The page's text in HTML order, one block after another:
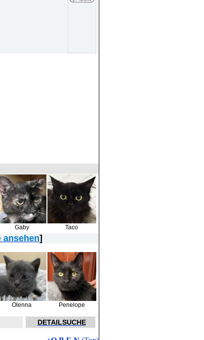
Gaby Taco
ansehen]
Olenna Penelope
DETAILSUCHE